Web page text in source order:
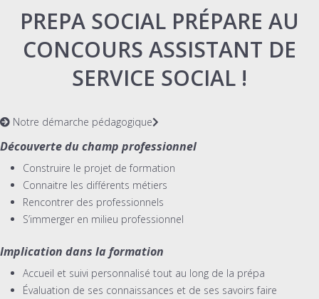
PREPA SOCIAL PRÉPARE AU
CONCOURS ASSISTANT DE
SERVICE SOCIAL !
Notre démarche pédagogique
Découverte du champ professionnel
Construire le projet de formation
Connaitre les différents métiers
Rencontrer des professionnels
S’immerger en milieu professionnel
Implication dans la formation
Accueil et suivi personnalisé tout au long de la prépa
Évaluation de ses connaissances et de ses savoirs faire